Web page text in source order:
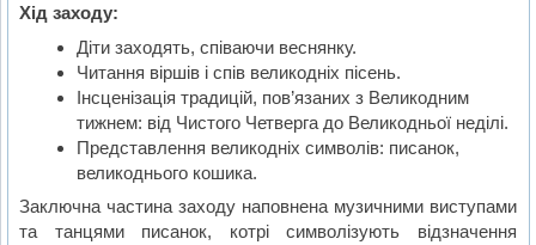
Хід заходу:
Діти заходять, співаючи веснянку.
Читання віршів і спів великодніх пісень.
Інсценізація традицій, пов’язаних з Великодним
тижнем: від Чистого Четверга до Великодньої неділі.
Представлення великодніх символів: писанок,
великоднього кошика.
Заключна частина заходу наповнена музичними виступами
та танцями писанок, котрі символізують відзначення